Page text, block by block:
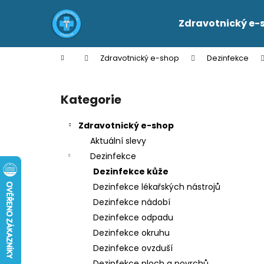
Zdravotnický e-
Domů Zdravotnický e-shop Dezinfekce
Přeskočit
kategorie
Kategorie
Zdravotnický e-shop
Aktuální slevy
Dezinfekce
Dezinfekce kůže
Dezinfekce lékařských nástrojů
Dezinfekce nádobí
Dezinfekce odpadu
Dezinfekce okruhu
Dezinfekce ovzduší
í
Zpět
do
Zpět
do